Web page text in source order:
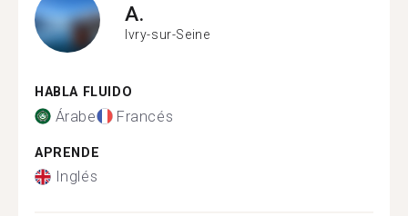
A.
Ivry-sur-Seine
HABLA FLUIDO
Árabe Francés
APRENDE
Inglés